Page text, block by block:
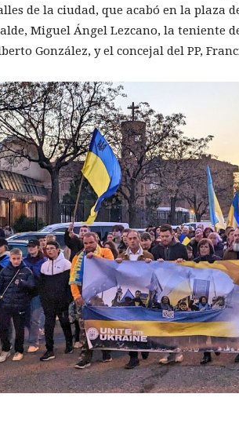
de la ciudad, que acabó en la plaza
Miguel Ángel Lezcano, la teniente
González, y el concejal del PP,